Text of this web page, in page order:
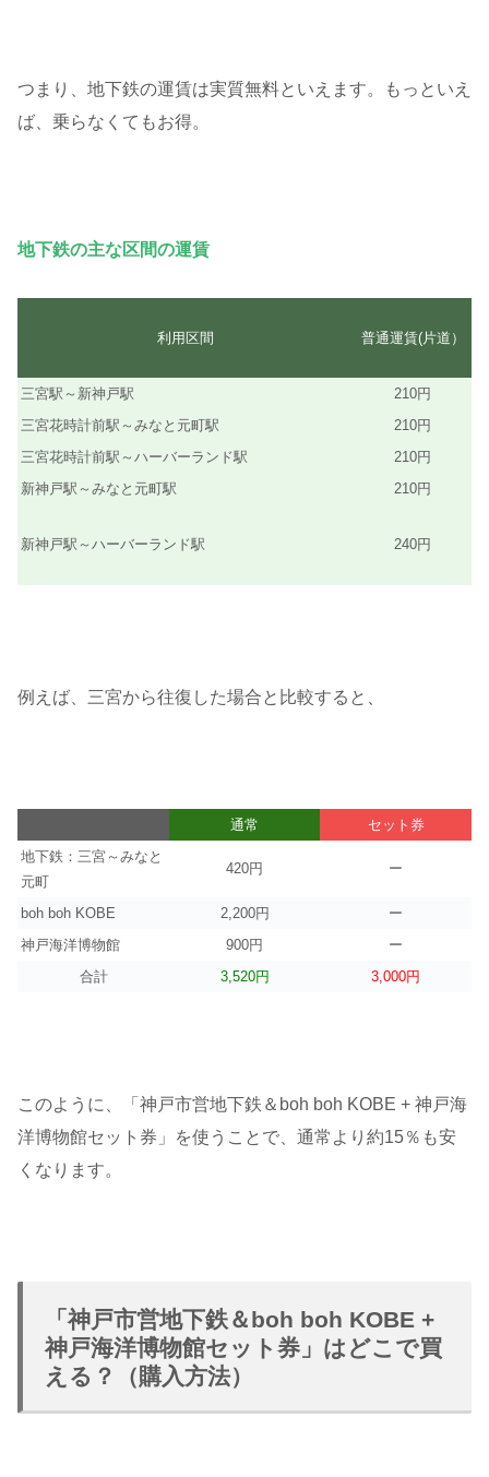
つまり、地下鉄の運賃は実質無料といえます。もっといえ
ば、乗らなくてもお得。
地下鉄の主な区間の運賃
利用区間 普通運賃(片道）
三宮駅～新神戸駅
210円
三宮花時計前駅～みなと元町駅
210円
三宮花時計前駅～ハーバーランド駅
210円
新神戸駅～みなと元町駅
210円
新神戸駅～ハーバーランド駅 240円
例えば、三宮から往復した場合と比較すると、
通常
セット券
地下鉄：三宮～みなと
元町
420円 ー
boh boh KOBE 2,200円
ー
神戸海洋博物館
900円
ー
合計
3,520円 3,000円
このように、「神戸市営地下鉄＆boh boh KOBE + 神戸海
洋博物館セット券」を使うことで、通常より約15％も安
くなります。
「神戸市営地下鉄＆boh boh KOBE +
神戸海洋博物館セット券」はどこで買
える？（購入方法）